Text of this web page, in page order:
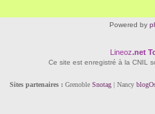
Powered by
Lineoz.net
Ce site est enregistré à la CNIL
Sites partenaires :Grenoble Snotag| Nancy